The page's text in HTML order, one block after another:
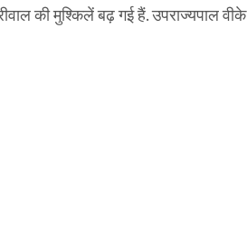
की मुश्किलें बढ़ गई हैं. उपराज्यपाल वीके